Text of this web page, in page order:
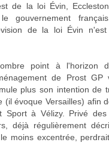
de la loi Évin,
le gouvernement
de la loi Évin
point à l'horizon
de Prost GP
plus son intention de
(il évoque Versailles) afin
Sport à Vélizy. Privé
déjà régulièrement
moins excentrée,